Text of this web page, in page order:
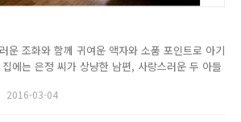
운 조화와 함께 귀여운 액자와 소품 포인트로 아기
에는 은정 씨가 상냥한 남편, 사랑스러운 두 아들
엄두조차 나지 않았었다. 하지만 차근차근 페인
2016-03-04